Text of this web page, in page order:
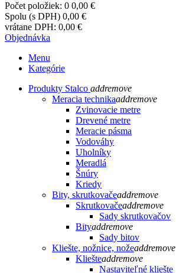
Počet položiek: 0 0,00 €
Spolu (s DPH) 0,00 €
vrátane DPH: 0,00 €
Objednávka
Menu
Kategórie
Produkty Stalco addremove
Meracia technikaaddremove
Zvinovacie metre
Drevené metre
Meracie pásma
Vodováhy
Uholníky
Meradlá
Šnúry
Kriedy
Bity, skrutkovačeaddremove
Skrutkovačeaddremove
Sady skrutkovačov
Bityaddremove
Sady bitov
Kliešte, nožnice, nožeaddremove
Kliešteaddremove
Nastaviteľné kliešte